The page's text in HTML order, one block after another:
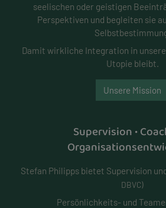
seelischen oder geistigen
Perspektiven und begleiten sie
Damit wirkliche Integration in
Utopie bleibt.
Unsere Mission
Supervision •
Stefan Philipps bietet Supervision
DBVC)
Persönlichkeits- und